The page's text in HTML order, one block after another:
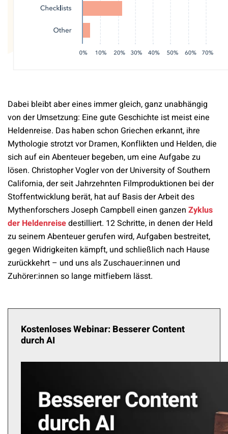
Dabei bleibt aber eines immer gleich, ganz unabhängig
von der Umsetzung: Eine gute Geschichte ist meist eine
Heldenreise. Das haben schon Griechen erkannt, ihre
Mythologie strotzt vor Dramen, Konflikten und Helden, die
sich auf ein Abenteuer begeben, um eine Aufgabe zu
lösen. Christopher Vogler von der University of Southern
California, der seit Jahrzehnten Filmproduktionen bei der
Stoffentwicklung berät, hat auf Basis der Arbeit des
Mythenforschers Joseph Campbell einen ganzen Zyklus
der Heldenreisedestilliert. 12 Schritte, in denen der Held
zu seinem Abenteuer gerufen wird, Aufgaben bestreitet,
gegen Widrigkeiten kämpft, und schließlich nach Hause
zurückkehrt – und uns als Zuschauer:innen und
Zuhörer:innen so lange mitfiebern lässt.
Kostenloses Webinar: Besserer Content
durch AI